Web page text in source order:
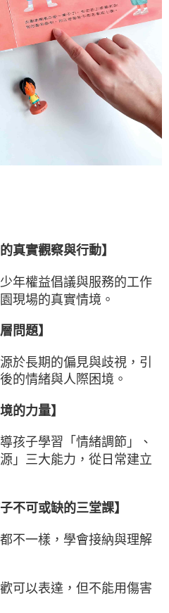
真實觀察與行動】
年權益倡議與服務的工作
現場的真實情境。
問題】
於長期的偏見與歧視，引
的情緒與人際困境。
的力量】
孩子學習「情緒調節」、
」三大能力，從日常建立
不可或缺的三堂課】
不一樣，學會接納與理解
可以表達，但不能用傷害